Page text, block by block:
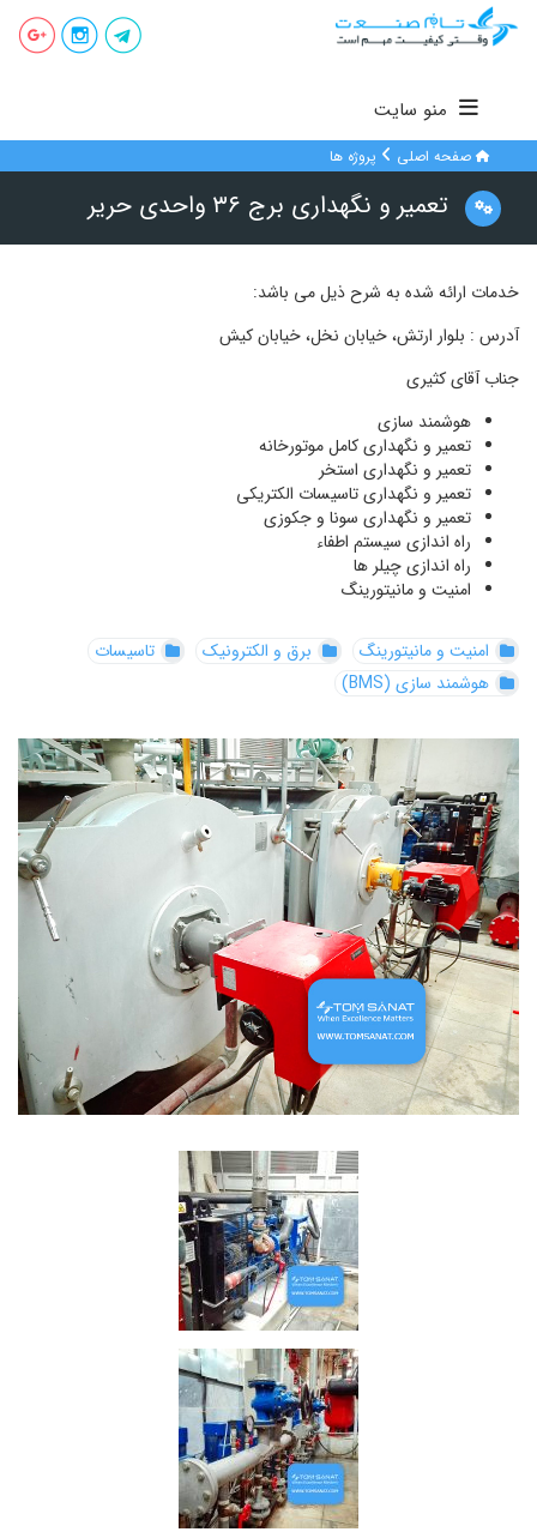
منو سایت
صفحه اصلی پروژه ها
تعمیر و نگهداری برج ۳۶ واحدی حریر
خدمات ارائه شده به شرح ذیل می باشد:
آدرس : بلوار ارتش، خیابان نخل، خیابان کیش
جناب آقای کثیری
هوشمند سازی
تعمیر و نگهداری کامل موتورخانه
تعمیر و نگهداری استخر
تعمیر و نگهداری تاسیسات الکتریکی
تعمیر و نگهداری سونا و جکوزی
راه اندازی سیستم اطفاء
راه اندازی چیلر ها
امنیت و مانیتورینگ
امنیت و مانیتورینگ برق و الکترونیک
تاسیسات
هوشمند سازی (BMS)